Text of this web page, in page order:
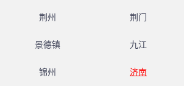
荆州 荆门
景德镇 九江
锦州 济南